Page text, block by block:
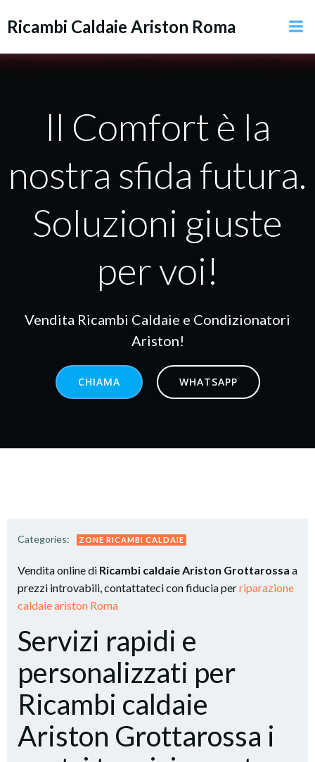
al
Ricambi Caldaie Ariston Roma
Il Comfort è la
nostra sfida futura.
Soluzioni giuste
per voi!
Vendita Ricambi Caldaie e Condizionatori
Ariston!
CHIAMA WHATSAPP
Categories: ZONE RICAMBI CALDAIE
Vendita online di Ricambi caldaie Ariston Grottarossa a
prezzi introvabili, contattateci con fiducia perriparazione
caldaie ariston Roma
Servizi rapidi e
personalizzati per
Ricambi caldaie
Ariston Grottarossa i